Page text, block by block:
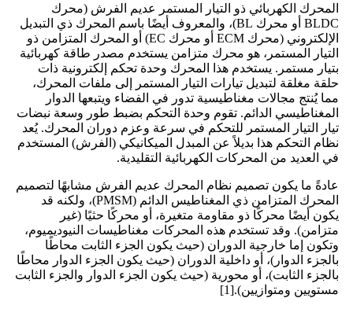
المحرك الكهربائي ذو التيار المستمر عديم الفرش (محرك
BLDC أو محرك BL)، والمعروف أيضًا باسم المحرك ذي التبديل
الإلكتروني (محرك ECM أو محرك EC) أو المحرك المتزامن ذو
التيار المستمر، هو محرك متزامن يستخدم مصدر طاقة كهربائية
بتيار مستمر. يستخدم هذا المحرك وحدة تحكم إلكترونية ذات
حلقة مغلقة لتبديل تيارات التيار المستمر إلى ملفات المحرك،
مما يُنتج مجالات مغناطيسية تدور في الفضاء ويتبعها الدوار
المغناطيسي الدائم. تقوم وحدة التحكم بضبط طور وسعة نبضات
تيار التيار المستمر للتحكم في سرعة وعزم دوران المحرك. يُعد
نظام التحكم هذا بديلاً عن المبدل الميكانيكي (الفرش) المستخدم
في العديد من المحركات الكهربائية التقليدية.
عادةً ما يكون تصميم نظام المحرك عديم الفرش مشابهًا لتصميم
المحرك المتزامن ذي المغناطيس الدائم (PMSM)، ولكنه قد
يكون أيضًا محركًا ذو مقاومة متغيرة، أو محركًا حثيًا (غير
متزامن). وقد تستخدم هذه المحركات مغناطيسات النيوديميوم،
وتكون إما خارجية الدوران (حيث يكون الجزء الثابت محاطًا
بالجزء الدوار)، أو داخلية الدوران (حيث يكون الجزء الدوار محاطًا
بالجزء الثابت)، أو محورية (حيث يكون الجزء الدوار والجزء الثابت
مستويين ومتوازيين).[1]